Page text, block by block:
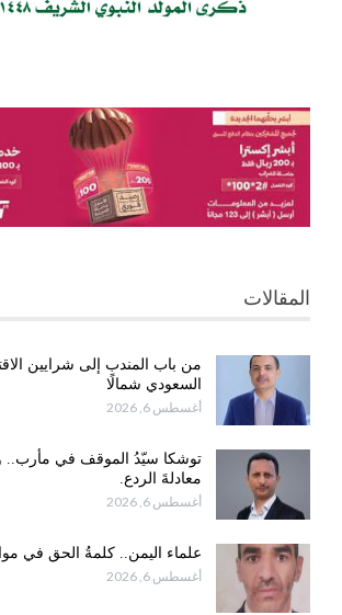
المقالات
من باب المندب إلى شرايين
السعودي شمالًا
أغسطس 6, 2026
توشكا سيّدُ الموقف في مأرب..
معادلةَ الردع.
أغسطس 6, 2026
علماء اليمن.. كلمةُ الحق في
أغسطس 6, 2026